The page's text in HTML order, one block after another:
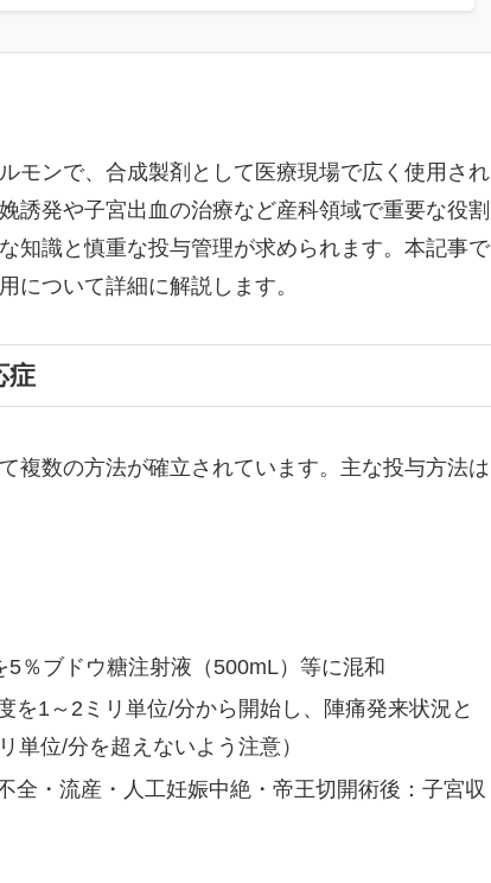
モンで、合成製剤として医療現場で広く使用され
誘発や子宮出血の治療など産科領域で重要な役割
知識と慎重な投与管理が求められます。本記事で
について詳細に解説します。
症
複数の方法が確立されています。主な投与方法は
％ブドウ糖注射液（500mL）等に混和
を1～2ミリ単位/分から開始し、陣痛発来状況と
単位/分を超えないよう注意）
全・流産・人工妊娠中絶・帝王切開術後：子宮収